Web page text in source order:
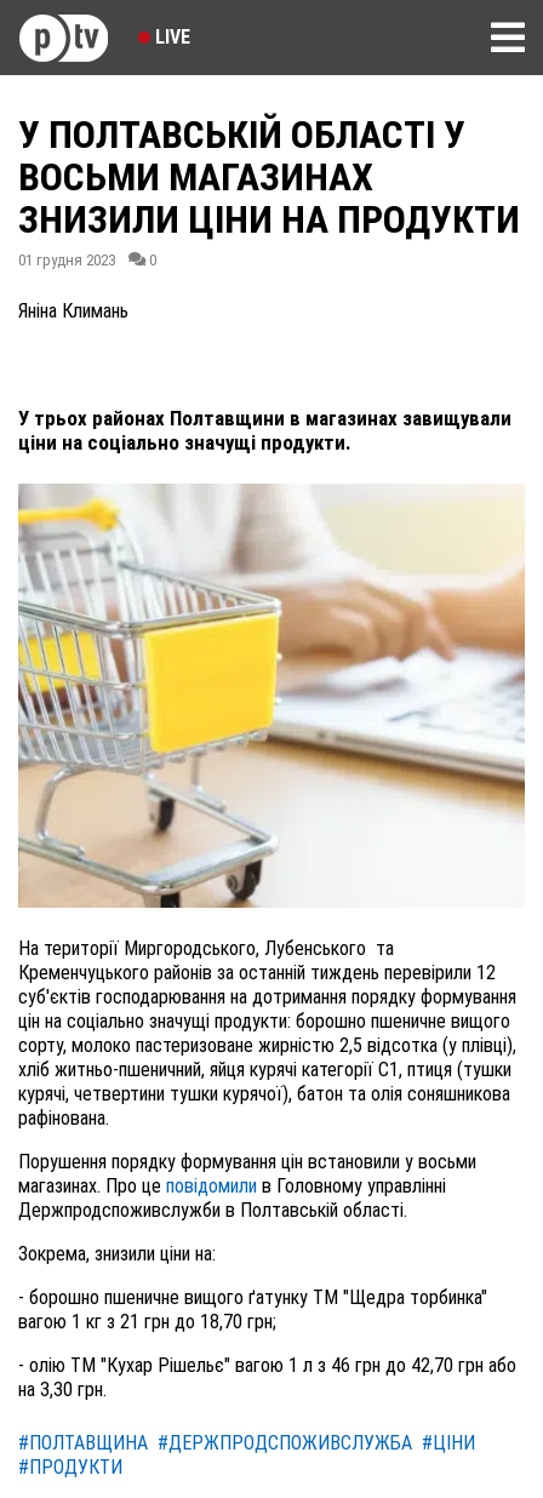
LIVE
У ПОЛТАВСЬКІЙ ОБЛАСТІ У
ВОСЬМИ МАГАЗИНАХ
ЗНИЗИЛИ ЦІНИ НА ПРОДУКТИ
01 грудня 2023 0
Яніна Климань
У трьох районах Полтавщини в магазинах завищували
ціни на соціально значущі продукти.
На території Миргородського, Лубенського та
Кременчуцького районів за останній тиждень перевірили 12
суб'єктів господарювання на дотримання порядку формування
цін на соціально значущі продукти: борошно пшеничне вищого
сорту, молоко пастеризоване жирністю 2,5 відсотка (у плівці),
хліб житньо-пшеничний, яйця курячі категорії С1, птиця (тушки
курячі, четвертини тушки курячої), батон та олія соняшникова
рафінована.
Порушення порядку формування цін встановили у восьми
магазинах. Про це повідомили в Головному управлінні
Держпродспоживслужби в Полтавській області.
Зокрема, знизили ціни на:
- борошно пшеничне вищого ґатунку ТМ "Щедра торбинка"
вагою 1 кг з 21 грн до 18,70 грн;
- олію ТМ "Кухар Рішельє" вагою 1 л з 46 грн до 42,70 грн або
на 3,30 грн.
#ПОЛТАВЩИНА #ДЕРЖПРОДСПОЖИВСЛУЖБА #ЦІНИ
#ПРОДУКТИ